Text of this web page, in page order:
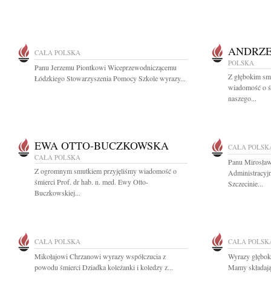
CAŁA POLSKA
Panu Jerzemu Piontkowi Wiceprzewodniczącemu
Łódzkiego Stowarzyszenia Pomocy Szkole wyrazy...
POLSKA
Z głębokim
wiadomość o
naszego...
EWA OTTO-BUCZKOWSKA
CAŁA POLSKA
Z ogromnym smutkiem przyjęliśmy wiadomość o
śmierci Prof. dr hab. n. med. Ewy Otto-
Buczkowskiej...
CAŁA
Panu
Szczecinie...
CAŁA POLSKA
Mikołajowi Chrzanowi wyrazy współczucia z
powodu śmierci Dziadka koleżanki i koledzy z...
CAŁA
Wyrazy
Mamy